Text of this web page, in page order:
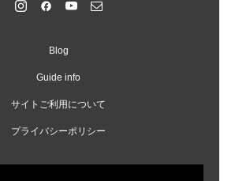
Blog
Guide info
サイトご利用について
プライバシーポリシー